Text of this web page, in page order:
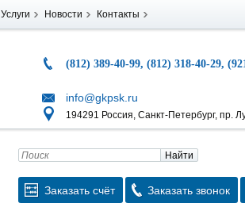
Услуги Новости Контакты
(812) 389-40-99, (812) 318-40-29,
info@gkpsk.ru
194291 Россия, Санкт-Петербург, пр.
Найти
Заказать счёт Заказать звонок